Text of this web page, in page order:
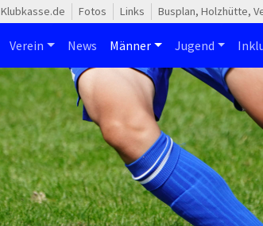
Klubkasse.de Fotos Links Busplan, Holzhütte,
Verein News Männer Jugend